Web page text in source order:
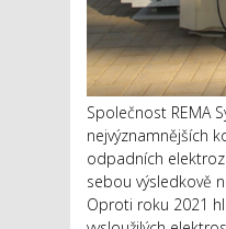
Společnost REMA
nejvýznamnějších
odpadních
sebou výsledkově
Oproti roku 2021